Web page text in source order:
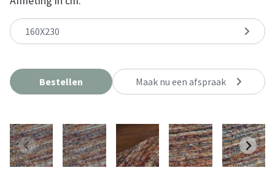
160X230
Bestellen Maak nu een afspraak